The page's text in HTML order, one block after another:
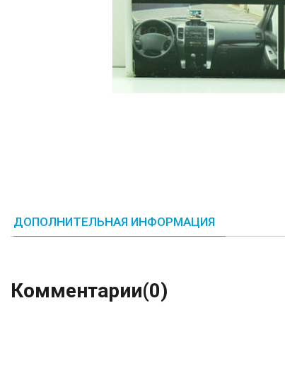
ДОПОЛНИТЕЛЬНАЯ ИНФОРМАЦИЯ
Комментарии(0)